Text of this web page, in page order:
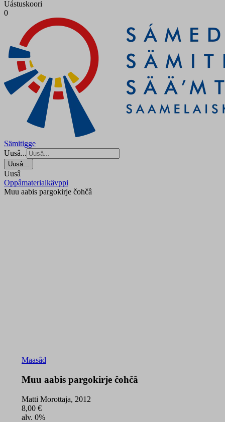
Uástuskoori
0
Sämitigge
Uusâ...
Uusâ...
Uusâ
Oppâmaterialkävppi
Muu aabis pargokirje čohčâ
Maasâd
Muu aabis pargokirje čohčâ
Matti Morottaja, 2012
8,00 €
alv. 0%